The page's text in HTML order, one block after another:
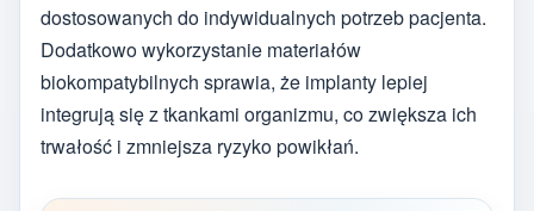
dostosowanych do indywidualnych potrzeb pacjenta.
Dodatkowo wykorzystanie materiałów
biokompatybilnych sprawia, że implanty lepiej
integrują się z tkankami organizmu, co zwiększa ich
trwałość i zmniejsza ryzyko powikłań.